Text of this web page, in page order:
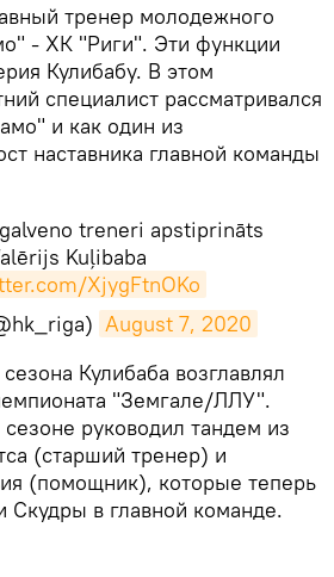
тренер молодежного
- ХК "Риги". Эти функции
Кулибабу. В этом
специалист рассматривался
и как один из
наставника главной команды
galveno treneri apstiprināts
Kuļibaba
XjygFtnOKo
August 7, 2020
Кулибаба возглавлял
"Земгале/ЛЛУ".
руководил тандем из
(старший тренер) и
(помощник), которые теперь
Скудры в главной команде.